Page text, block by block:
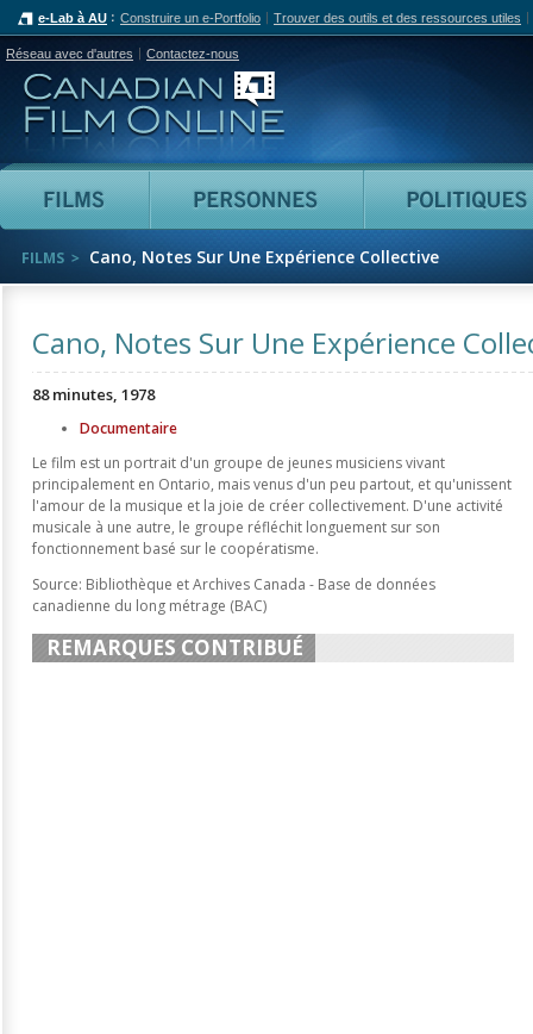
e-Lab à AU Construire un e-Portfolio Trouver des outils et des ressources utiles
Réseau avec d'autres Contactez-nous
Canadian Film Online
Films Personnes
FILMS Cano, Notes Sur Une Expérience Collective
Cano, Notes Sur Une Expérience
88 minutes, 1978
Documentaire
Le film est un portrait d'un groupe de jeunes musiciens vivant
principalement en Ontario, mais venus d'un peu partout, et qu'unissent
l'amour de la musique et la joie de créer collectivement. D'une activité
musicale à une autre, le groupe réfléchit longuement sur son
fonctionnement basé sur le coopératisme.
Source: Bibliothèque et Archives Canada - Base de données
canadienne du long métrage (BAC)
REMARQUES CONTRIBUÉ